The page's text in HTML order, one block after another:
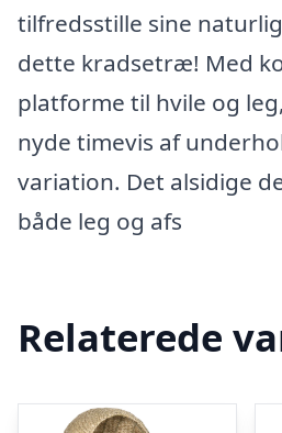
tilfredsstille sine
dette kradsetræ! Med
platforme til hvile og
nyde timevis af
variation. Det alsidige
både leg og afs
Relaterede